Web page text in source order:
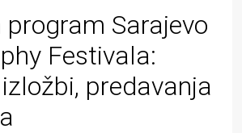
program Sarajevo
Festivala:
predavanja